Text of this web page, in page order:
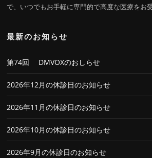
で、いつでもお手軽に専門的で高度な医療をお
最新のお知らせ
第74回 DMVOXのおしらせ
2026年12月の休診日のお知らせ
2026年11月の休診日のお知らせ
2026年10月の休診日のお知らせ
2026年9月の休診日のお知らせ